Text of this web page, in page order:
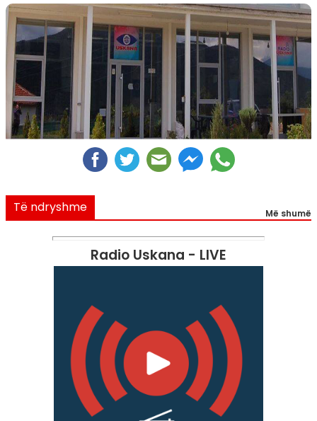
Të ndryshme Më shumë
Radio Uskana - LIVE